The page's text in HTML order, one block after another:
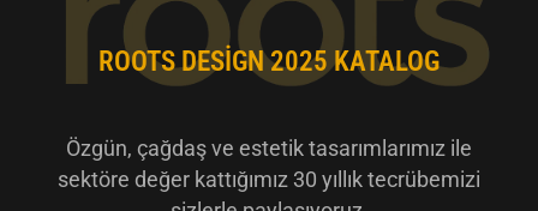
ROOTS DESIGN 2025 KATALOG
Özgün, çağdaş ve estetik tasarımlarımız ile
sektöre değer kattığımız 30 yıllık tecrübemizi